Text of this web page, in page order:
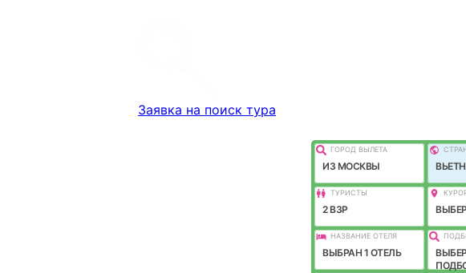
Заявка на поиск тура
ГОРОД ВЫЛEТА
ИЗ МОСКВЫ
ТУРИСТЫ
2 ВЗР
НАЗВАНИЕ ОТЕЛЯ
ВЫБРАН 1 ОТЕЛЬ